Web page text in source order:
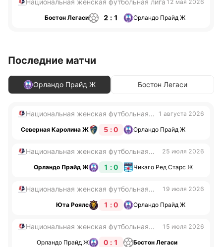
Национальная женская футбольная лига 12 мая 2026
Бостон Легаси 2 : 1 Орландо Прайд Ж
Последние матчи
Орландо Прайд Ж Бостон Легаси
Национальная женская футбольная
1 августа 2026
Северная Каролина Ж 5 : 0 Орландо Прайд Ж
Национальная женская футбольная
25 июля 2026
Орландо Прайд Ж 1 : 0 Чикаго Ред Старс Ж
Национальная женская футбольная
19 июля 2026
Юта Роялс 1 : 0 Орландо Прайд Ж
Национальная женская футбольная
15 июля 2026
Орландо Прайд Ж 0 : 1 Бостон Легаси